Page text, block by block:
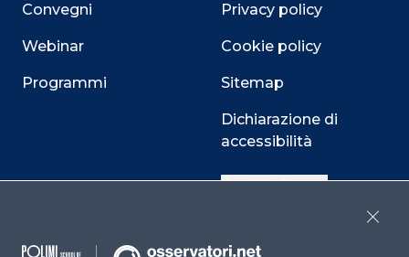
Convegni
Webinar
Programmi
Privacy policy
Cookie policy
Sitemap
Dichiarazione di
accessibilità
Cookie Center